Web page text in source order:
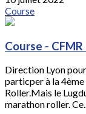
Course
Course -
Direction Lyon
particper à la
Roller.Mais le
marathon roller.